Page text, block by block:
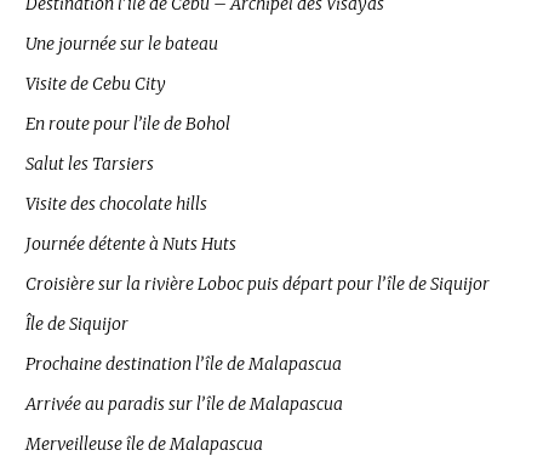
Une journée sur le bateau
Visite de Cebu City
En route pour l’ile de Bohol
Salut les Tarsiers
Visite des chocolate hills
Journée détente à Nuts Huts
Croisière sur la rivière Loboc puis départ pour l’île de Siquijor
Île de Siquijor
Prochaine destination l’île de Malapascua
Arrivée au paradis sur l’île de Malapascua
Merveilleuse île de Malapascua